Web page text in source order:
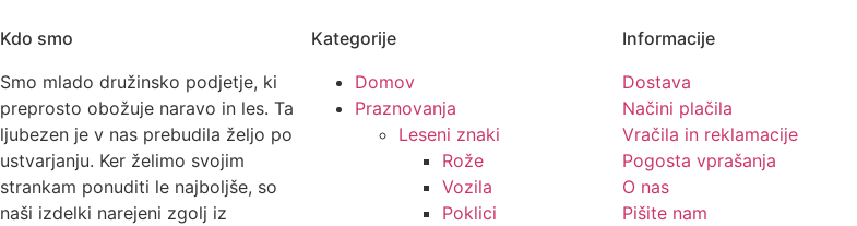
Kdo smo
Smo mlado družinsko podjetje, ki
preprosto obožuje naravo in les. Ta
ljubezen je v nas prebudila željo po
ustvarjanju. Ker želimo svojim
strankam ponuditi le najboljše, so
naši izdelki narejeni zgolj iz
Kategorije
Domov
Praznovanja
Leseni znaki
Rože
Vozila
Poklici
Informacije
Dostava
Načini plačila
Vračila in reklamacije
Pogosta vprašanja
O nas
Pišite nam